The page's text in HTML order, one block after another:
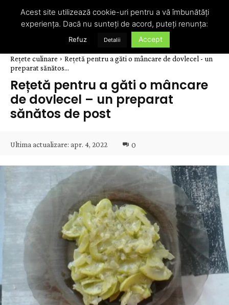
Rețete culinare
Rețetă pentru a găti o mâncare de dovlecel - un
preparat sănătos...
Rețetă pentru a găti o mâncare
de dovlecel – un preparat
sănătos de post
Ultima actualizare: apr. 4, 2022 0
Acest site utilizează cookie-uri pentru a vă îmbunătăți
experiența. Dacă nu sunteți de acord, puteți renunța:
Refuz Detalii Accept